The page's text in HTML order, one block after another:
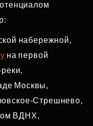
набережной,
на первой
Москвы,
ВДНХ,